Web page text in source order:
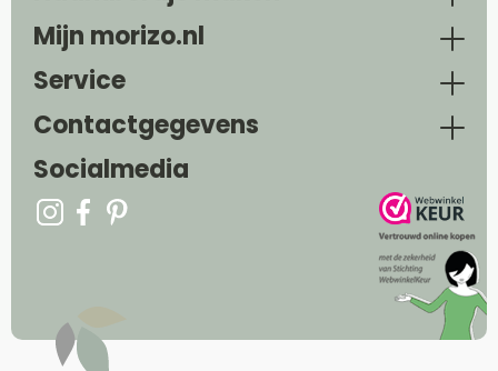
Mijn morizo.nl
Service
Contactgegevens
Socialmedia